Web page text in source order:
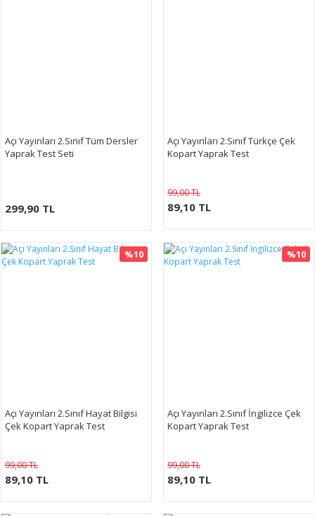
Açı Yayınları 2.Sınıf Tüm Dersler
Yaprak Test Seti
299,90 TL
Açı Yayınları 2.Sınıf Türkçe Çek
Kopart Yaprak Test
99,00 TL
89,10 TL
%10
Açı Yayınları 2.Sınıf Hayat Bilgisi
Çek Kopart Yaprak Test
99,00 TL
89,10 TL
%10
Açı Yayınları 2.Sınıf İngilizce Çek
Kopart Yaprak Test
99,00 TL
89,10 TL